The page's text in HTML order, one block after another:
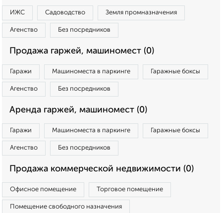
ИЖС Садоводство Земля промназначения
Агенство Без посредников
Продажа гаржей, машиномест (0)
Гаражи Машиноместа в паркинге Гаражные боксы
Агенство Без посредников
Аренда гаржей, машиномест (0)
Гаражи Машиноместа в паркинге Гаражные боксы
Агенство Без посредников
Продажа коммерческой недвижимости (0)
Офисное помещение Торговое помещение
Помещение свободного назначения